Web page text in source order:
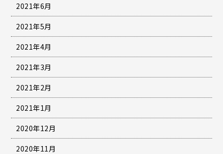
2021年6月
2021年5月
2021年4月
2021年3月
2021年2月
2021年1月
2020年12月
2020年11月